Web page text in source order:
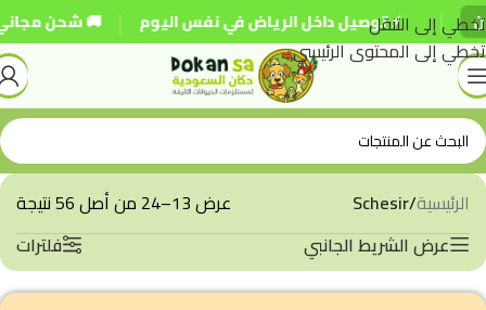
تخطي إلى التنقل
تخطي إلى المحتوى الرئيسي
⚡ توصيل داخل الرياض في نفس اليوم | 🚚 شحن مجاني للطلبات
الرئيسية/
Schesir
عرض 13–24 من أصل 56 نتيجة
عرض الشريط الجانبي
فلترات